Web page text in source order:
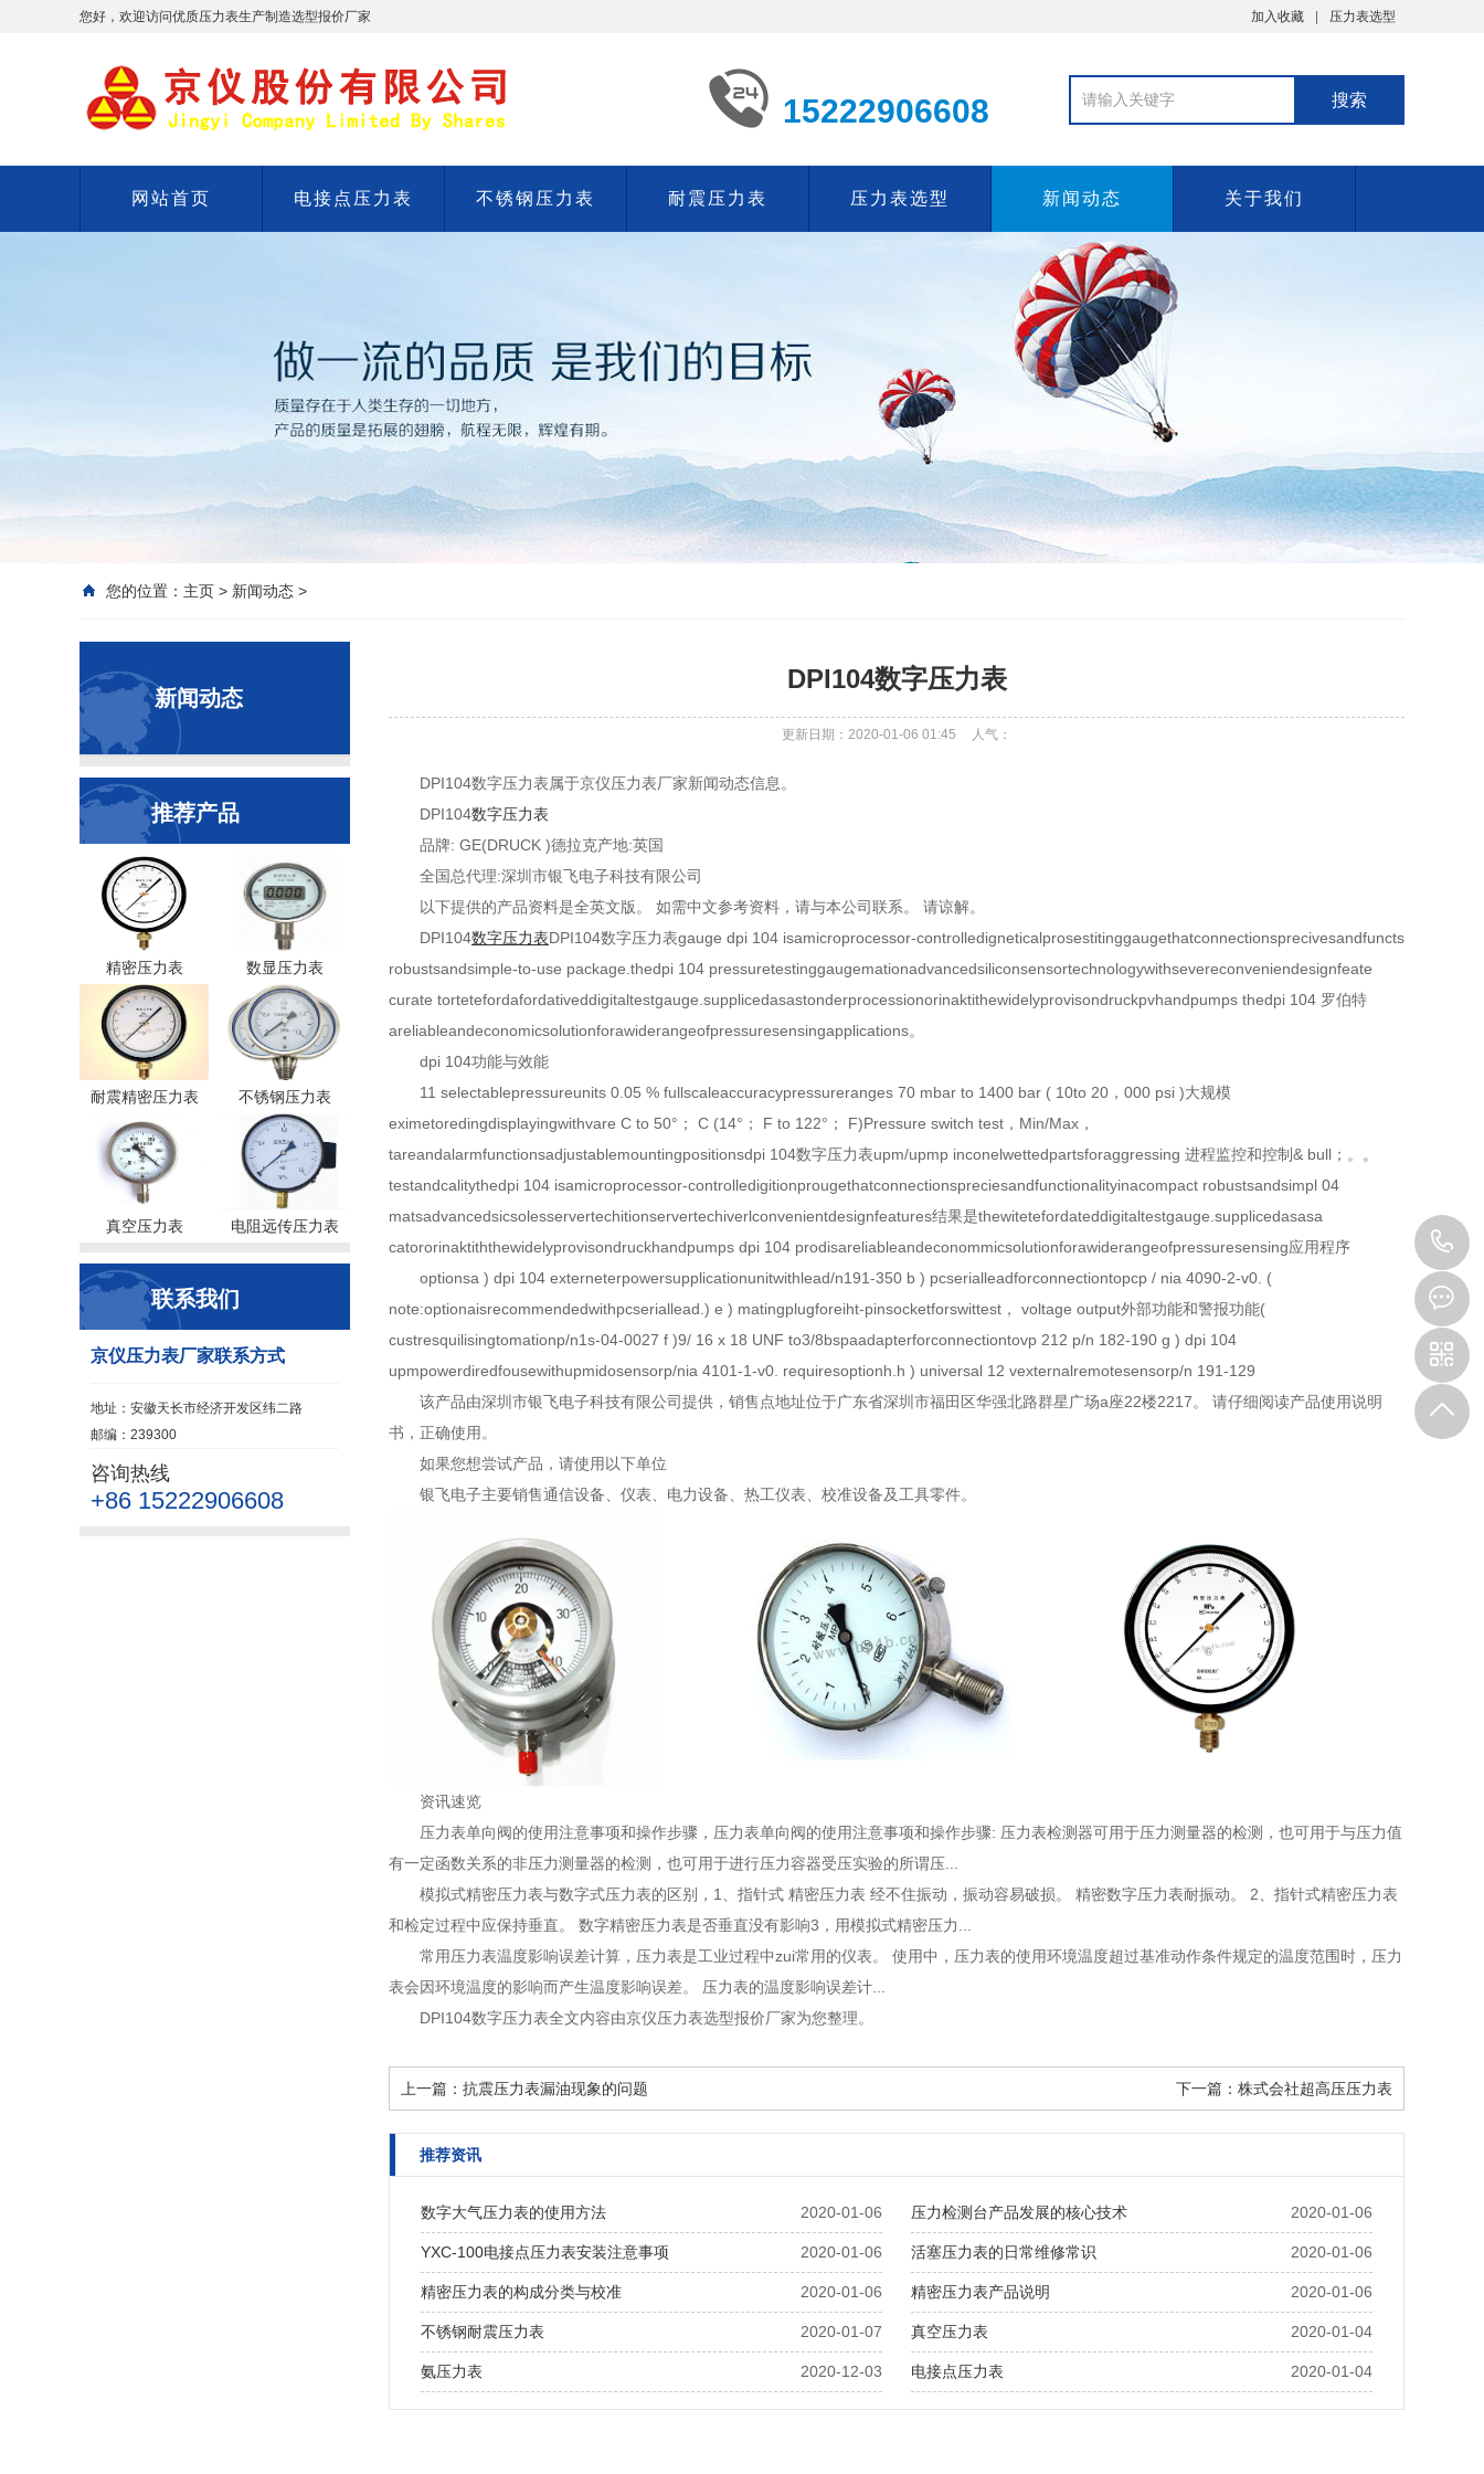
您好，欢迎访问优质压力表生产制造选型报价厂家 加入收藏 压力表选型
15222906608
网站首页 电接点压力表 不锈钢压力表 耐震压力表 压力表选型 新闻动态 关于我们
您的位置： 主页 > 新闻动态 >
新闻动态
推荐产品
精密压力表 数显压力表
耐震精密压力表 不锈钢压力表
真空压力表 电阻远传压力表
联系我们
京仪压力表厂家联系方式
地址：安徽天长市经济开发区纬二路
邮编：239300
咨询热线
+86 15222906608
DPI104数字压力表
更新日期：2020-01-06 01:45 人气：
DPI104数字压力表属于京仪压力表厂家新闻动态信息。
DPI104数字压力表
品牌: GE(DRUCK )德拉克产地:英国
全国总代理:深圳市银飞电子科技有限公司
以下提供的产品资料是全英文版。 如需中文参考资料，请与本公司联系。 请谅解。
DPI104数字压力表DPI104数字压力表gauge dpi 104 isamicroprocessor-controlledigneticalprosestitinggaugethatconnectionsprecivesandfuncts
robustsandsimple-to-use package.thedpi 104 pressuretestinggaugemationadvancedsiliconsensortechnologywithsevereconveniendesignfeate
curate tortetefordafordativeddigitaltestgauge.supplicedasastonderprocessionorinaktithewidelyprovisondruckpvhandpumps thedpi 104 罗伯特
areliableandeconomicsolutionforawiderangeofpressuresensingapplications。
dpi 104功能与效能
11 selectablepressureunits 0.05 % fullscaleaccuracypressureranges 70 mbar to 1400 bar ( 10to 20，000 psi )大规模
eximetoredingdisplayingwithvare C to 50°； C (14°； F to 122°； F)Pressure switch test，Min/Max，
tareandalarmfunctionsadjustablemountingpositionsdpi 104数字压力表upm/upmp inconelwettedpartsforaggressing 进程监控和控制& bull；。。
testandcalitythedpi 104 isamicroprocessor-controlledigitionprougethatconnectionspreciesandfunctionalityinacompact robustsandsimpl 04
matsadvancedsicsolesservertechitionservertechiverlconvenientdesignfeatures结果是thewitetefordateddigitaltestgauge.supplicedasasa
catororinaktiththewidelyprovisondruckhandpumps dpi 104 prodisareliableandeconommicsolutionforawiderangeofpressuresensing应用程序
optionsa ) dpi 104 externeterpowersupplicationunitwithlead/n191-350 b ) pcserialleadforconnectiontopcp / nia 4090-2-v0. (
note:optionaisrecommendedwithpcseriallead.) e ) matingplugforeiht-pinsocketforswittest， voltage output外部功能和警报功能(
custresquilisingtomationp/n1s-04-0027 f )9/ 16 x 18 UNF to3/8bspaadapterforconnectiontovp 212 p/n 182-190 g ) dpi 104
upmpowerdiredfousewithupmidosensorp/nia 4101-1-v0. requiresoptionh.h ) universal 12 vexternalremotesensorp/n 191-129
该产品由深圳市银飞电子科技有限公司提供，销售点地址位于广东省深圳市福田区华强北路群星广场a座22楼2217。 请仔细阅读产品使用说明
书，正确使用。
如果您想尝试产品，请使用以下单位
银飞电子主要销售通信设备、仪表、电力设备、热工仪表、校准设备及工具零件。
资讯速览
压力表单向阀的使用注意事项和操作步骤 ，压力表单向阀的使用注意事项和操作步骤: 压力表检测器可用于压力测量器的检测，也可用于与压力值
有一定函数关系的非压力测量器的检测，也可用于进行压力容器受压实验的所谓压...
模拟式精密压力表与数字式压力表的区别 ，1、指针式 精密压力表 经不住振动，振动容易破损。 精密数字压力表耐振动。 2、指针式精密压力表
和检定过程中应保持垂直。 数字精密压力表是否垂直没有影响3，用模拟式精密压力...
常用压力表温度影响误差计算 ，压力表是工业过程中zui常用的仪表。 使用中，压力表的使用环境温度超过基准动作条件规定的温度范围时，压力
表会因环境温度的影响而产生温度影响误差。 压力表的温度影响误差计...
DPI104数字压力表全文内容由京仪压力表选型报价厂家为您整理。
上一篇： 抗震压力表漏油现象的问题 下一篇： 株式会社超高压压力表
推荐资讯
2020-01-06
数字大气压力表的使用方法 2020-01-06
压力检测台产品发展的核心技术
2020-01-06
YXC-100电接点压力表安装注意事项 2020-01-06
活塞压力表的日常维修常识
2020-01-06
精密压力表的构成分类与校准 2020-01-06
精密压力表产品说明
2020-01-07
不锈钢耐震压力表 2020-01-04
真空压力表
2020-12-03
氨压力表 2020-01-04
电接点压力表